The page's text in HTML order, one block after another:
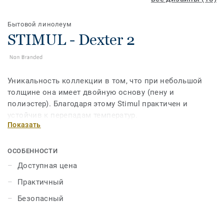
Бытовой линолеум
STIMUL - Dexter 2
Уникальность коллекции в том, что при небольшой
толщине она имеет двойную основу (пену и
полиэстер). Благодаря этому Stimul практичен и
устойчив к перепадам температур.
Показать
ОСОБЕННОСТИ
Доступная цена
Практичный
Безопасный